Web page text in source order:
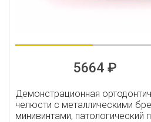
5664 ₽
Демонстрационная
челюсти с металлическими
минивинтами, патологический